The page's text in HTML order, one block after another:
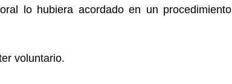
lo hubiera acordado en un procedimiento
voluntario.